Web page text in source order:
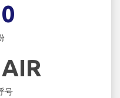
号